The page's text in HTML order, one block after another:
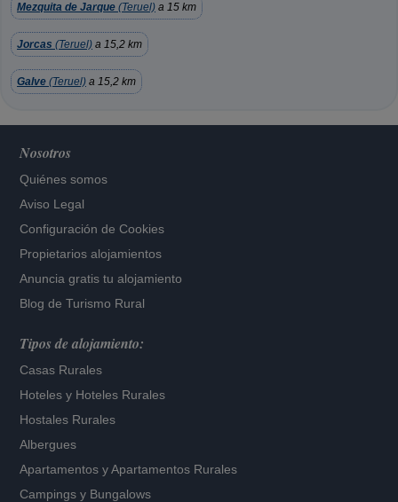
Mezquita de Jarque (Teruel) a 15 km
Jorcas (Teruel) a 15,2 km
Galve (Teruel) a 15,2 km
Nosotros
Quiénes somos
Aviso Legal
Configuración de Cookies
Propietarios alojamientos
Anuncia gratis tu alojamiento
Blog de Turismo Rural
Tipos de alojamiento:
Casas Rurales
Hoteles y Hoteles Rurales
Hostales Rurales
Albergues
Apartamentos yApartamentos Rurales
Campings y Bungalows